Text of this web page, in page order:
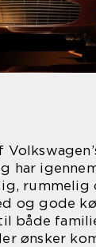
har
og gode
både
ønsker